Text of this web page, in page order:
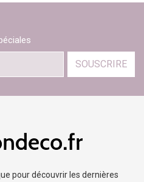
SOUSCRIRE
pour découvrir les dernières